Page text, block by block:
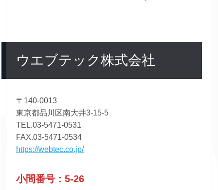
ウエブテック株式会社
〒140-0013
東京都品川区南大井3-15-5
TEL.03-5471-0531
FAX.03-5471-0534
https://webtec.co.jp/
小間番号：5-26